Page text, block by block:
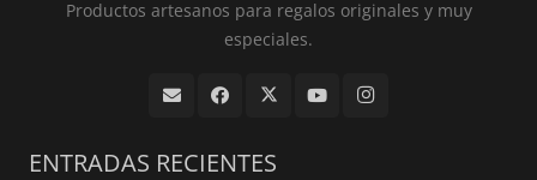
Productos artesanos para regalos originales y muy
especiales.
ENTRADAS RECIENTES